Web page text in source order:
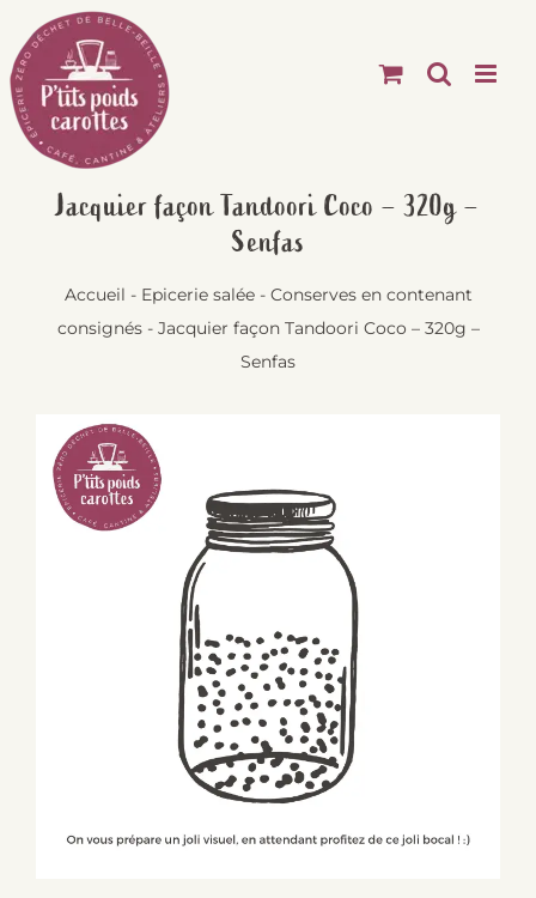
Passer
au
contenu
Jacquier façon Tandoori Coco – 320g –
Senfas
Accueil - Epicerie salée- Conserves en contenant
consignés- Jacquier façon Tandoori Coco – 320g –
Senfas